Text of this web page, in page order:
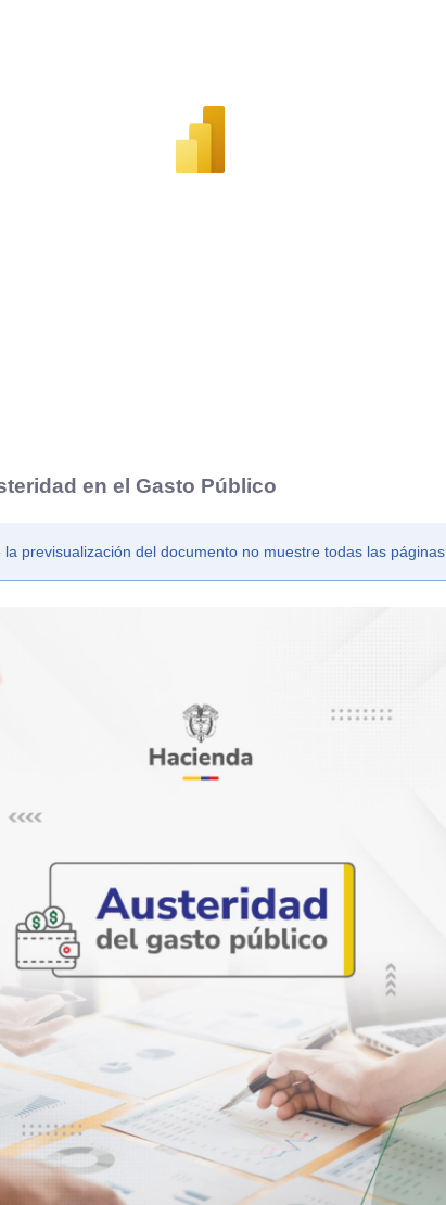
en el Gasto Público
la previsualización del documento no muestre todas las páginas.